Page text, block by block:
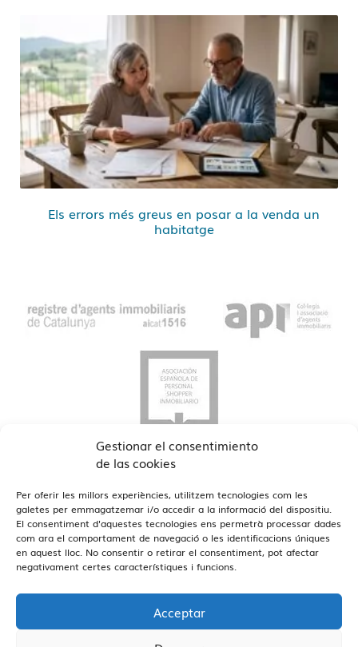
Gestionar el consentimiento
de las cookies
Per oferir les millors experiències, utilitzem tecnologies com les
galetes per emmagatzemar i/o accedir a la informació del dispositiu.
El consentiment d'aquestes tecnologies ens permetrà processar dades
com ara el comportament de navegació o les identificacions úniques
en aquest lloc. No consentir o retirar el consentiment, pot afectar
negativament certes característiques i funcions.
Acceptar
Els errors més greus en posar a la venda un
habitatge
Estamos en Barcelona y Reus Veure Oficines